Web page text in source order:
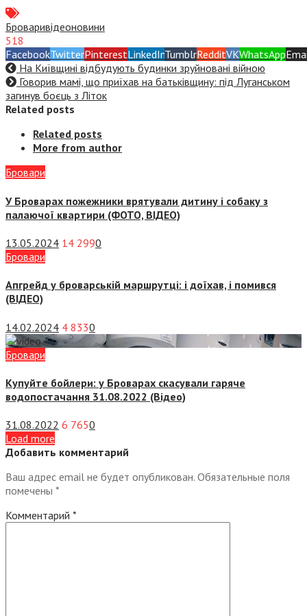
Броваривідеоновини
518
FacebookTwitterPinterestLinkedInTumblrRedditVKWhatsApp
На Київщині відбудують будинки зруйновані війною
Говорив мамі, що приїхав на батьківщину: під Луганськом
загинув боєць з Літок
Related posts
Related posts
More from author
Бровари
У Броварах пожежники врятували дитину і собаку з
палаючої квартири (ФОТО, ВІДЕО)
13.05.2024 14 2990
Бровари
Апгрейд у броварській маршрутці: і доїхав, і помився
(ВІДЕО)
14.02.2024 4 8330
Бровари
Купуйте бойлери: у Броварах скасували гаряче
водопостачання 31.08.2022 (Відео)
31.08.2022 6 7650
Load more
Добавить комментарий
Ваш адрес email не будет опубликован. Обязательные поля
помечены *
Комментарий *